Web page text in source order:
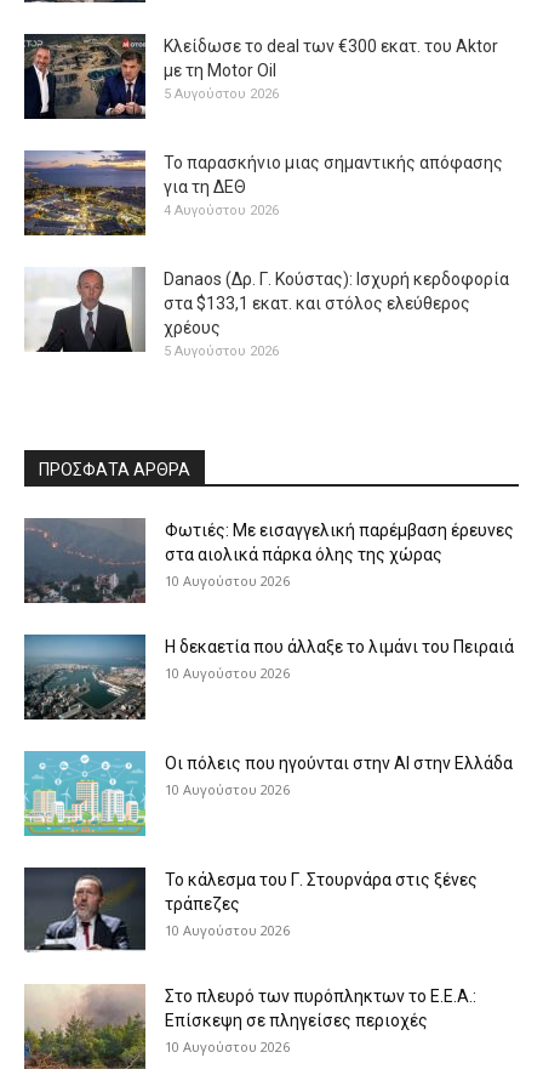
Κλείδωσε το deal των €300 εκατ. του Aktor
με τη Μotor Oil
5 Αυγούστου 2026
Το παρασκήνιο μιας σημαντικής απόφασης
για τη ΔΕΘ
4 Αυγούστου 2026
Danaos (Δρ. Γ. Κούστας): Ισχυρή κερδοφορία
στα $133,1 εκατ. και στόλος ελεύθερος
χρέους
5 Αυγούστου 2026
ΠΡΟΣΦΑΤΑ ΑΡΘΡΑ
Φωτιές: Με εισαγγελική παρέμβαση έρευνες
στα αιολικά πάρκα όλης της χώρας
10 Αυγούστου 2026
Η δεκαετία που άλλαξε το λιμάνι του Πειραιά
10 Αυγούστου 2026
Οι πόλεις που ηγούνται στην AI στην Ελλάδα
10 Αυγούστου 2026
Το κάλεσμα του Γ. Στουρνάρα στις ξένες
τράπεζες
10 Αυγούστου 2026
Στο πλευρό των πυρόπληκτων το Ε.Ε.Α.:
Επίσκεψη σε πληγείσες περιοχές
10 Αυγούστου 2026